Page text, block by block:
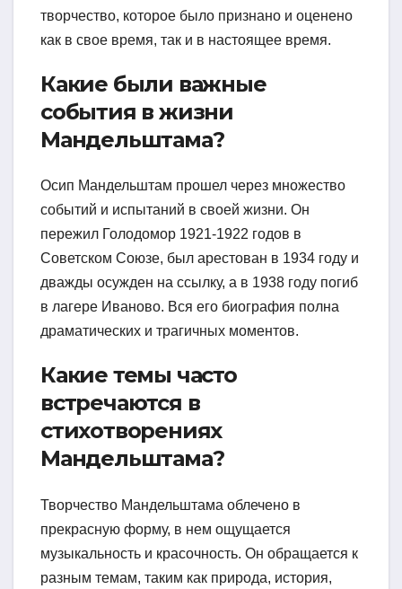
творчество, которое было признано и оценено
как в свое время, так и в настоящее время.
Какие были важные
события в жизни
Мандельштама?
Осип Мандельштам прошел через множество
событий и испытаний в своей жизни. Он
пережил Голодомор 1921-1922 годов в
Советском Союзе, был арестован в 1934 году и
дважды осужден на ссылку, а в 1938 году погиб
в лагере Иваново. Вся его биография полна
драматических и трагичных моментов.
Какие темы часто
встречаются в
стихотворениях
Мандельштама?
Творчество Мандельштама облечено в
прекрасную форму, в нем ощущается
музыкальность и красочность. Он обращается к
разным темам, таким как природа, история,